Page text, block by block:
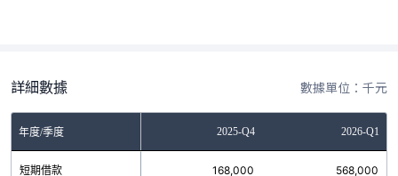
詳細數據 數據單位：千元
年度/季度 2025-Q4 2026-Q1
短期借款 168,000 568,000